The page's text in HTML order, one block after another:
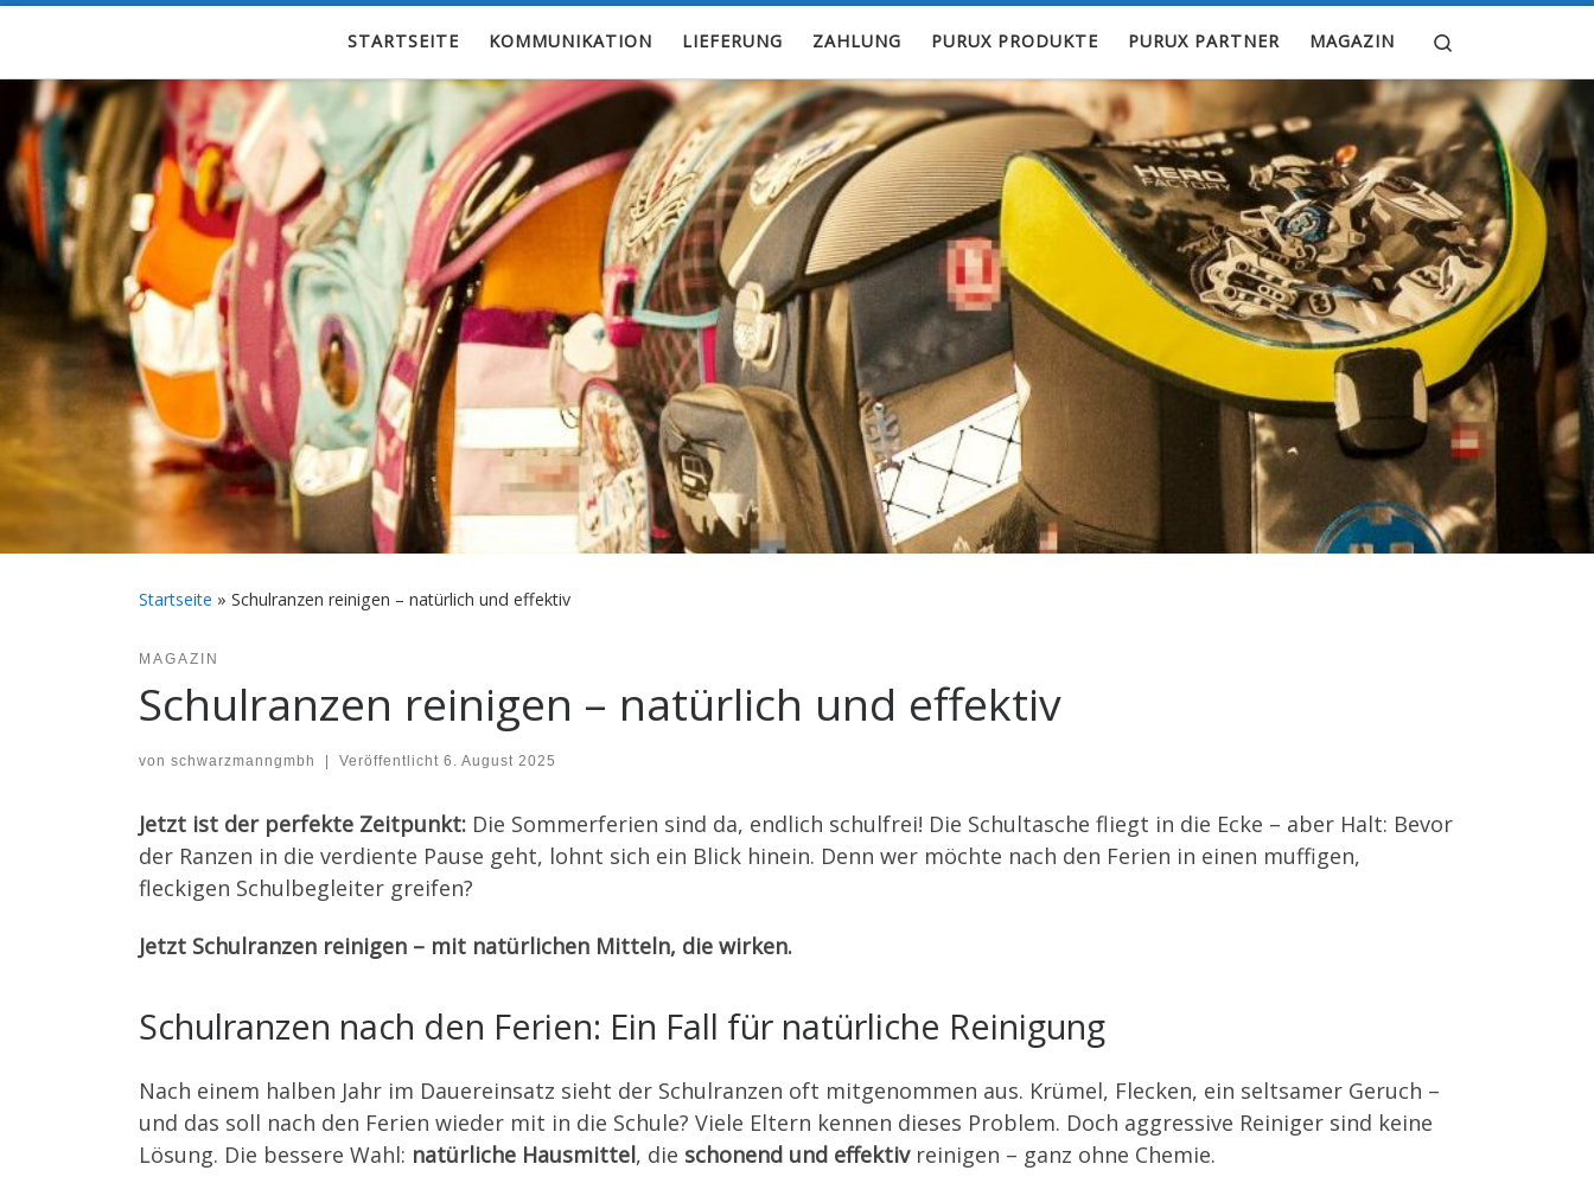
STARTSEITE KOMMUNIKATION LIEFERUNG ZAHLUNG PURUX PRODUKTE PURUX PARTNER MAGAZIN
Startseite » Schulranzen reinigen – natürlich und effektiv
MAGAZIN
Schulranzen reinigen – natürlich und effektiv
von schwarzmanngmbh | Veröffentlicht 6. August 2025
Jetzt ist der perfekte Zeitpunkt: Die Sommerferien sind da, endlich schulfrei! Die Schultasche fliegt in die Ecke – aber Halt: Bevor
der Ranzen in die verdiente Pause geht, lohnt sich ein Blick hinein. Denn wer möchte nach den Ferien in einen muffigen,
fleckigen Schulbegleiter greifen?
Jetzt Schulranzen reinigen – mit natürlichen Mitteln, die wirken.
Schulranzen nach den Ferien: Ein Fall für natürliche Reinigung
Nach einem halben Jahr im Dauereinsatz sieht der Schulranzen oft mitgenommen aus. Krümel, Flecken, ein seltsamer Geruch –
und das soll nach den Ferien wieder mit in die Schule? Viele Eltern kennen dieses Problem. Doch aggressive Reiniger sind keine
Lösung. Die bessere Wahl: natürliche Hausmittel, die schonend und effektivreinigen – ganz ohne Chemie.